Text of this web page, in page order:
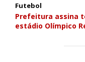
Futebol
Prefeitura assina
estádio Olímpico